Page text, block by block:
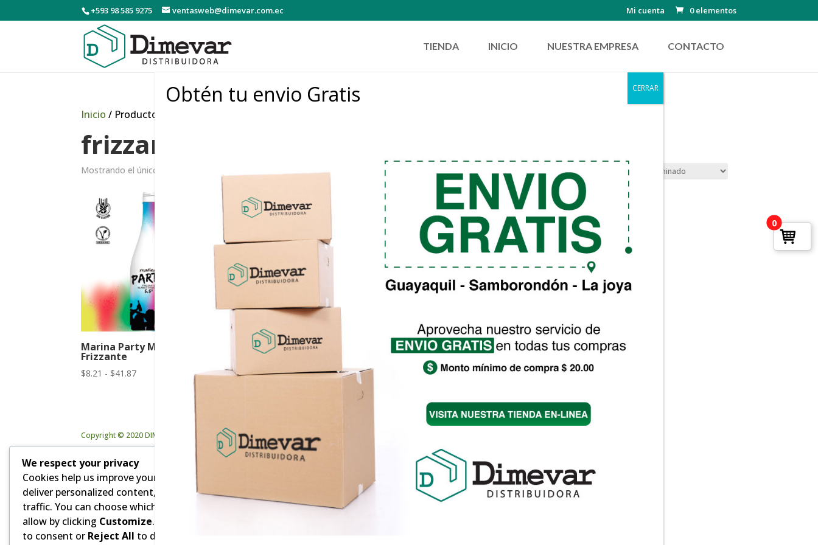
+593 98 585 9275 ventasweb@dimevar.com.ec Mi cuenta 0 elementos
TIENDA INICIO NUESTRA EMPRESA CONTACTO
Inicio / Productos etiquetados “frizzante”
frizzante
Mostrando el único resultado
Marina Party Moscato
Frizzante
$8.21 - $41.87Rango
Copyright © 2020 DIMEVAR Cia. Ltda. | Powered by GDCStudio
Obtén tu envio Gratis CERRAR
We respect your privacy
Cookies help us improve your experience,
deliver personalized content, and analyze
traffic. You can choose which cookies to
allow by clicking Customize. Click
to consent or Reject All to decline non-
0